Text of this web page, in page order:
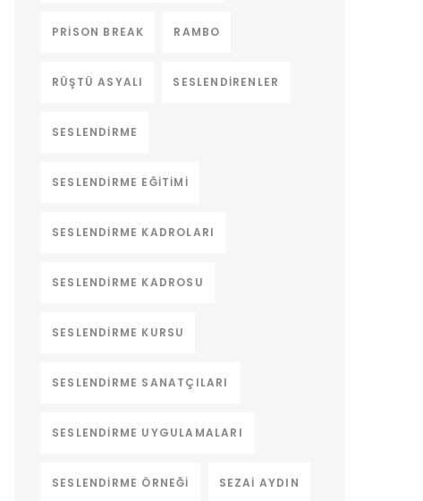
PRISON BREAK RAMBO
RÜŞTÜ ASYALI SESLENDIRENLER
SESLENDIRME
SESLENDIRME EĞITIMI
SESLENDIRME KADROLARI
SESLENDIRME KADROSU
SESLENDIRME KURSU
SESLENDIRME SANATÇILARI
SESLENDIRME UYGULAMALARI
SESLENDIRME ÖRNEĞI SEZAI AYDIN